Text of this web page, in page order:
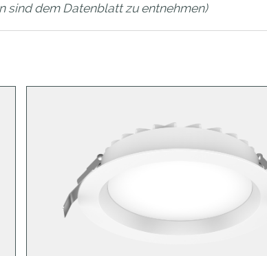
sind dem Datenblatt zu entnehmen)